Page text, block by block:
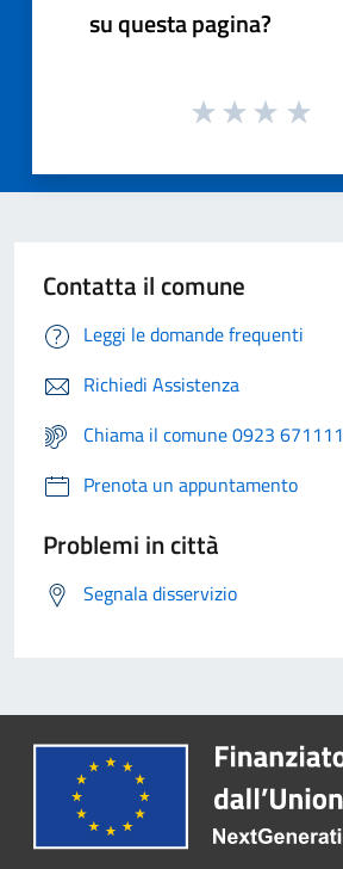
su questa pagina?
Contatta il comune
Leggi le domande frequenti
Richiedi Assistenza
Chiama il comune 0923 671111
Prenota un appuntamento
Problemi in città
Segnala disservizio